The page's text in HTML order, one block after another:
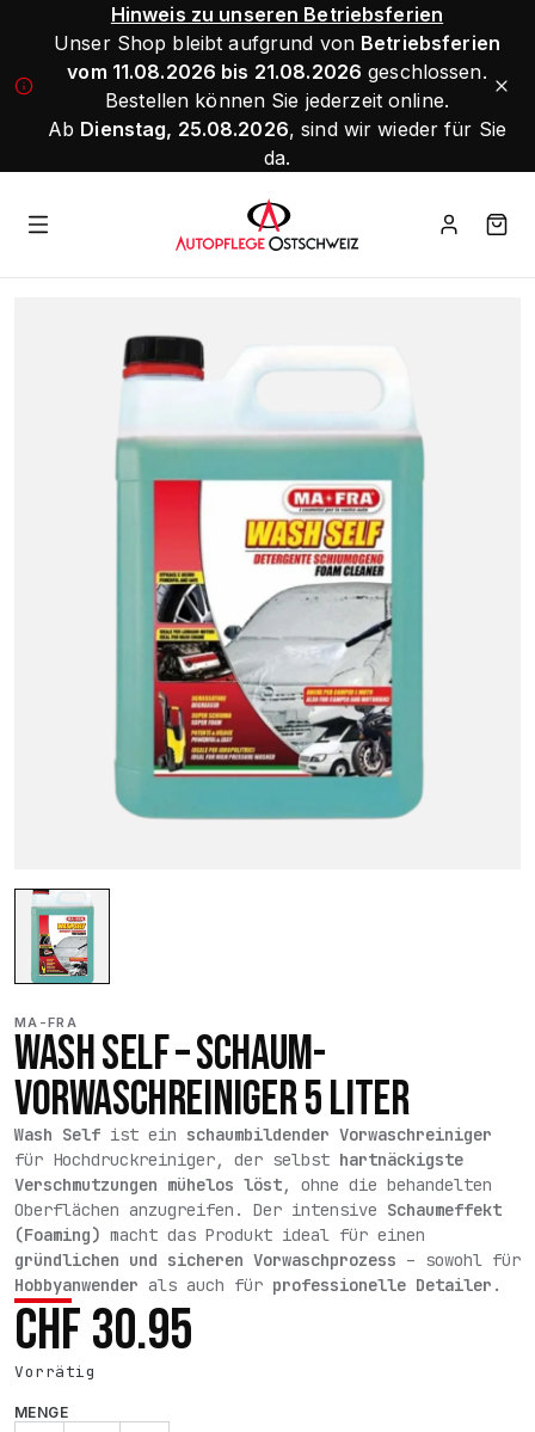
Hinweis zu unseren Betriebsferien
Unser Shop bleibt aufgrund von Betriebsferien
vom 11.08.2026 bis 21.08.2026 geschlossen.
Bestellen können Sie jederzeit online.
Ab Dienstag, 25.08.2026, sind wir wieder für Sie
da.
MA-FRA
WASH SELF – SCHAUM-
VORWASCHREINIGER 5 LITER
Wash Self ist ein schaumbildender Vorwaschreiniger
für Hochdruckreiniger, der selbst hartnäckigste
Verschmutzungen mühelos löst, ohne die behandelten
Oberflächen anzugreifen. Der intensive Schaumeffekt
(Foaming) macht das Produkt ideal für einen
gründlichen und sicheren Vorwaschprozess – sowohl für
Hobbyanwender als auch für professionelle Detailer .
CHF30.95
Vorrätig
MENGE